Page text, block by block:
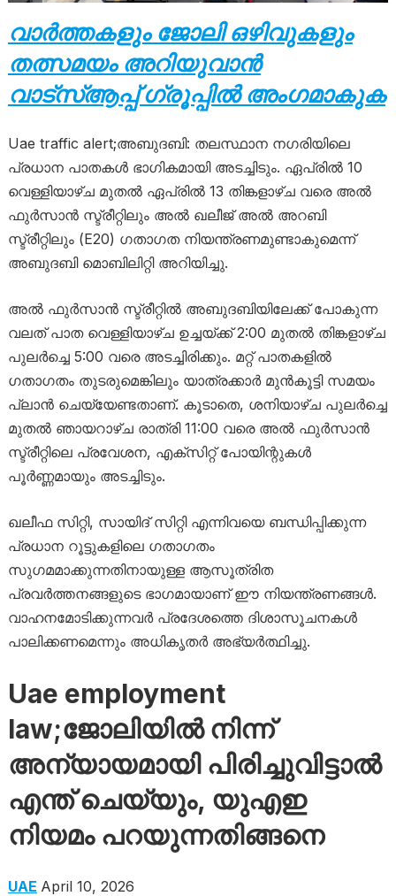
വാർത്തകളും ജോലി ഒഴിവുകളും
തത്സമയം അറിയുവാൻ
വാട്സ്ആപ്പ് ഗ്രൂപ്പിൽ അംഗമാകുക
Uae traffic alert;അബുദബി: തലസ്ഥാന നഗരിയിലെ
പ്രധാന പാതകൾ ഭാഗികമായി അടച്ചിടും. ഏപ്രിൽ 10
വെള്ളിയാഴ്ച മുതൽ ഏപ്രിൽ 13 തിങ്കളാഴ്ച വരെ അൽ
ഫുർസാൻ സ്ട്രീറ്റിലും അൽ ഖലീജ് അൽ അറബി
സ്ട്രീറ്റിലും (E20) ഗതാഗത നിയന്ത്രണമുണ്ടാകുമെന്ന്
അബുദബി മൊബിലിറ്റി അറിയിച്ചു.
അൽ ഫുർസാൻ സ്ട്രീറ്റിൽ അബുദബിയിലേക്ക് പോകുന്ന
വലത് പാത വെള്ളിയാഴ്ച ഉച്ചയ്ക്ക് 2:00 മുതൽ തിങ്കളാഴ്ച
പുലർച്ചെ 5:00 വരെ അടച്ചിരിക്കും. മറ്റ് പാതകളിൽ
ഗതാഗതം തുടരുമെങ്കിലും യാത്രക്കാർ മുൻകൂട്ടി സമയം
പ്ലാൻ ചെയ്യേണ്ടതാണ്. കൂടാതെ, ശനിയാഴ്ച പുലർച്ചെ
മുതൽ ഞായറാഴ്ച രാത്രി 11:00 വരെ അൽ ഫുർസാൻ
സ്ട്രീറ്റിലെ പ്രവേശന, എക്സിറ്റ് പോയിന്റുകൾ
പൂർണ്ണമായും അടച്ചിടും.
ഖലീഫ സിറ്റി, സായിദ് സിറ്റി എന്നിവയെ ബന്ധിപ്പിക്കുന്ന
പ്രധാന റൂട്ടുകളിലെ ഗതാഗതം
സുഗമമാക്കുന്നതിനായുള്ള ആസൂത്രിത
പ്രവർത്തനങ്ങളുടെ ഭാഗമായാണ് ഈ നിയന്ത്രണങ്ങൾ.
വാഹനമോടിക്കുന്നവർ പ്രദേശത്തെ ദിശാസൂചനകൾ
പാലിക്കണമെന്നും അധികൃതർ അഭ്യർത്ഥിച്ചു.
Uae employment
law;ജോലിയിൽ നിന്ന്
അന്യായമായി പിരിച്ചുവിട്ടാൽ
എന്ത് ചെയ്യും, യുഎഇ
നിയമം പറയുന്നതിങ്ങനെ
UAE April 10, 2026